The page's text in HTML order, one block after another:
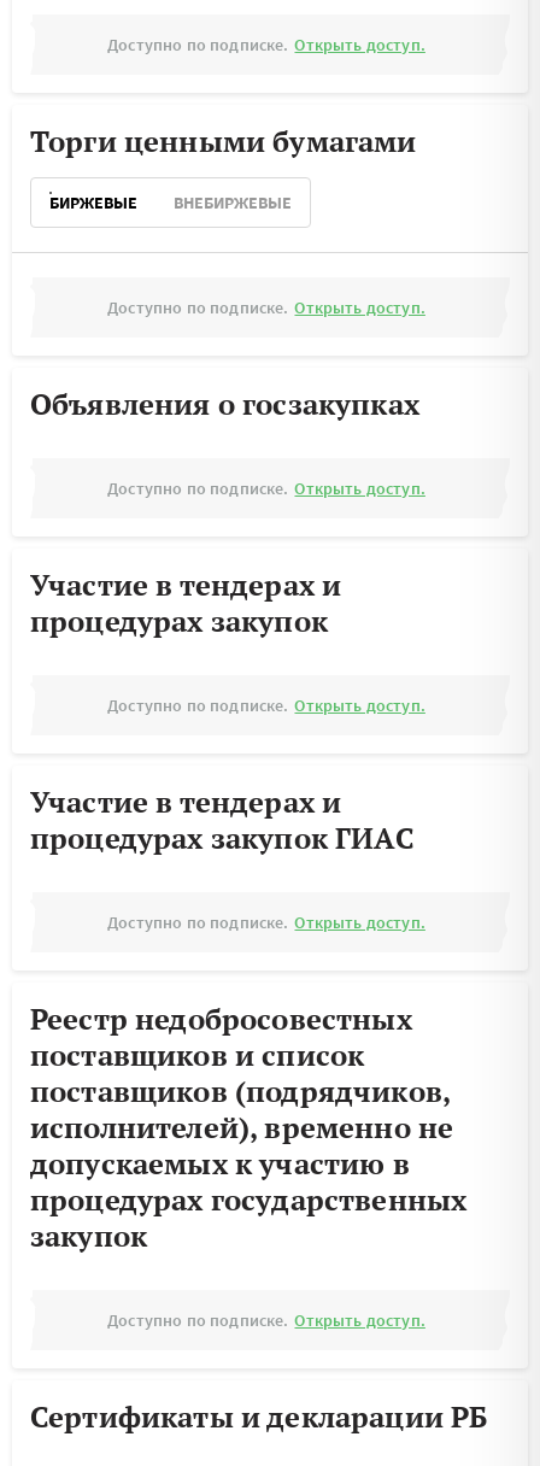
Доступно по подписке. Открыть доступ.
Торги ценными бумагами
БИРЖЕВЫЕ ВНЕБИРЖЕВЫЕ
Доступно по подписке. Открыть доступ.
Объявления о госзакупках
Доступно по подписке. Открыть доступ.
Участие в тендерах и
процедурах закупок
Доступно по подписке. Открыть доступ.
Участие в тендерах и
процедурах закупок ГИАС
Доступно по подписке. Открыть доступ.
Реестр недобросовестных
поставщиков и список
поставщиков (подрядчиков,
исполнителей), временно не
допускаемых к участию в
процедурах государственных
закупок
Доступно по подписке. Открыть доступ.
Сертификаты и декларации РБ